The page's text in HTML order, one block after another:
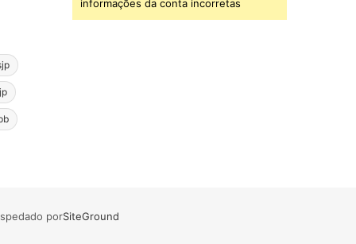
informações da conta incorretas
porSiteGround